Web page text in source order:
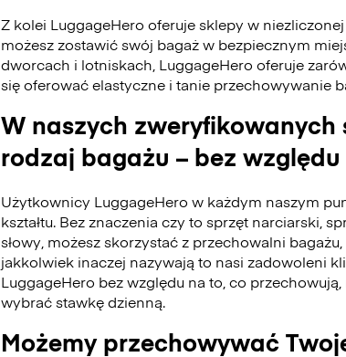
Z kolei LuggageHero oferuje sklepy w
możesz zostawić swój bagaż w bezpiecznym
dworcach i lotniskach, LuggageHero oferuje
się oferować elastyczne i tanie przechowywanie
W naszych
rodzaj bagażu – bez
Użytkownicy LuggageHero w każdym naszym
kształtu. Bez znaczenia czy to sprzęt narciarski,
słowy, możesz skorzystać z przechowalni
jakkolwiek inaczej nazywają to nasi zadowoleni
LuggageHero bez względu na to, co
wybrać stawkę dzienną.
Możemy przechowywać